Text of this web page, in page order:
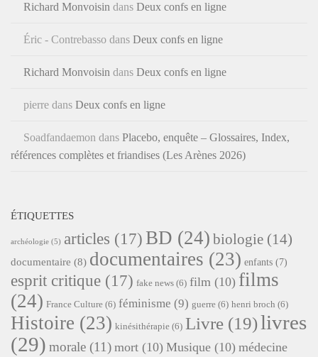
Richard Monvoisin dans Deux confs en ligne
Éric - Contrebasso dans Deux confs en ligne
Richard Monvoisin dans Deux confs en ligne
pierre dans Deux confs en ligne
Soadfandaemon dans Placebo, enquête – Glossaires, Index,
références complètes et friandises (Les Arènes 2026)
ÉTIQUETTES
archéologie (5) articles (17) BD (24) biologie (14)
documentaire (8) documentaires (23) enfants (7)
esprit critique (17) fake news (6) film (10) films
(24) France Culture (6) féminisme (9) guerre (6) henri broch (6)
Histoire (23) kinésithérapie (6) Livre (19)livres
(29) morale (11) mort (10) Musique (10) médecine